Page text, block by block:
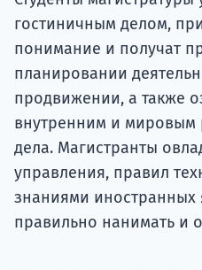
гостиничным делом,
понимание и получат
планировании
продвижении, а также
внутренним и мировым
дела. Магистранты
управления, правил
знаниями иностранных
правильно нанимать и